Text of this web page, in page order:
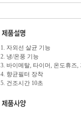
1. 자외선 살균 기능
2. 냉/온풍 기능
3. 바이메탈, 타이머, 온도휴즈,
4. 향균필터 장착
5. 건조시간 10초